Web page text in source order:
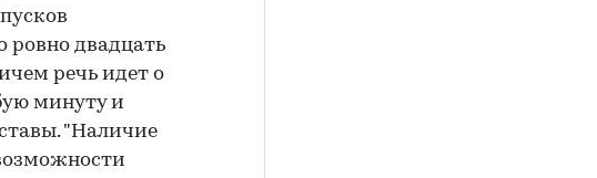
ровно двадцать
речь идет о
минуту и
"Наличие